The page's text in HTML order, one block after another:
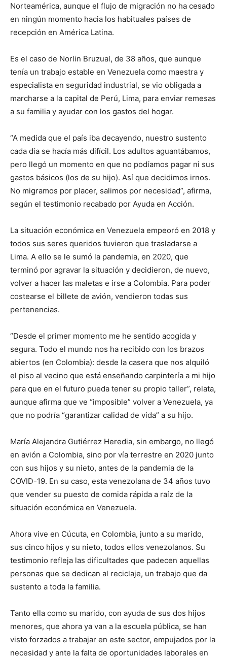
Norteamérica, aunque el flujo de migración no ha cesado
en ningún momento hacia los habituales países de
recepción en América Latina.
Es el caso de Norlin Bruzual, de 38 años, que aunque
tenía un trabajo estable en Venezuela como maestra y
especialista en seguridad industrial, se vio obligada a
marcharse a la capital de Perú, Lima, para enviar remesas
a su familia y ayudar con los gastos del hogar.
“A medida que el país iba decayendo, nuestro sustento
cada día se hacía más difícil. Los adultos aguantábamos,
pero llegó un momento en que no podíamos pagar ni sus
gastos básicos (los de su hijo). Así que decidimos irnos.
No migramos por placer, salimos por necesidad”, afirma,
según el testimonio recabado por Ayuda en Acción.
La situación económica en Venezuela empeoró en 2018 y
todos sus seres queridos tuvieron que trasladarse a
Lima. A ello se le sumó la pandemia, en 2020, que
terminó por agravar la situación y decidieron, de nuevo,
volver a hacer las maletas e irse a Colombia. Para poder
costearse el billete de avión, vendieron todas sus
pertenencias.
“Desde el primer momento me he sentido acogida y
segura. Todo el mundo nos ha recibido con los brazos
abiertos (en Colombia): desde la casera que nos alquiló
el piso al vecino que está enseñando carpintería a mi hijo
para que en el futuro pueda tener su propio taller”, relata,
aunque afirma que ve “imposible” volver a Venezuela, ya
que no podría “garantizar calidad de vida” a su hijo.
María Alejandra Gutiérrez Heredia, sin embargo, no llegó
en avión a Colombia, sino por vía terrestre en 2020 junto
con sus hijos y su nieto, antes de la pandemia de la
COVID-19. En su caso, esta venezolana de 34 años tuvo
que vender su puesto de comida rápida a raíz de la
situación económica en Venezuela.
Ahora vive en Cúcuta, en Colombia, junto a su marido,
sus cinco hijos y su nieto, todos ellos venezolanos. Su
testimonio refleja las dificultades que padecen aquellas
personas que se dedican al reciclaje, un trabajo que da
sustento a toda la familia.
Tanto ella como su marido, con ayuda de sus dos hijos
menores, que ahora ya van a la escuela pública, se han
visto forzados a trabajar en este sector, empujados por la
necesidad y ante la falta de oportunidades laborales en